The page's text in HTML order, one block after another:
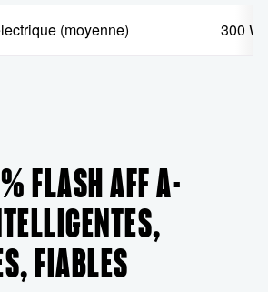
(moyenne) 300 W
FLASH AFF A-
FIABLES